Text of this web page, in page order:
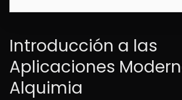
Introducción a las
Aplicaciones
Alquimia